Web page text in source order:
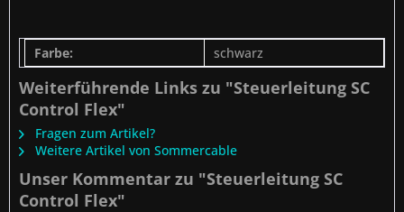
Farbe: schwarz
Weiterführende Links zu "Steuerleitung SC
Control Flex"
Fragen zum Artikel?
Weitere Artikel von Sommercable
Unser Kommentar zu "Steuerleitung SC
Control Flex"